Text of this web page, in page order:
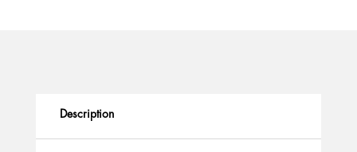
Description